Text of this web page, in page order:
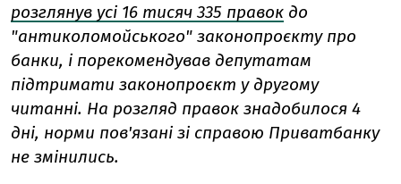
розглянув усі 16 тисяч 335 правок до
"антиколомойського" законопроєкту про
банки, і порекомендував депутатам
підтримати законопроєкт у другому
читанні. На розгляд правок знадобилося 4
дні, норми пов'язані зі справою Приватбанку
не змінились.